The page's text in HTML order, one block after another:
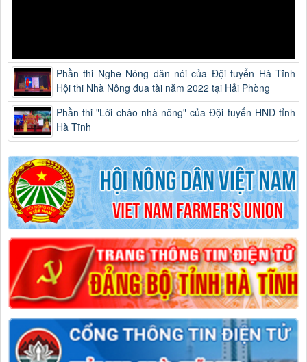
Phần thi Nghe Nông dân nói của Đội tuyển Hà Tĩnh
Hội thi Nhà Nông đua tài năm 2022 tại Hải Phòng
Phần thi "Lời chào nhà nông" của Đội tuyển HND tỉnh
Hà Tĩnh